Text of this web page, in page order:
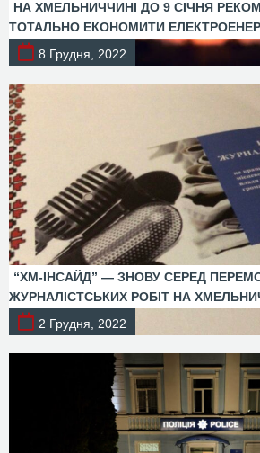
НА ХМЕЛЬНИЧЧИНІ ДО 9 СІЧНЯ
ТОТАЛЬНО ЕКОНОМИТИ
8 Грудня, 2022
“ХМ-ІНСАЙД” — ЗНОВУ СЕРЕД
ЖУРНАЛІСТСЬКИХ РОБІТ НА
2 Грудня, 2022